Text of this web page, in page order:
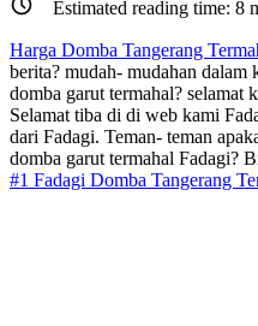
Estimated reading time: 8
Harga Domba Tangerang
berita? mudah- mudahan dalam
domba garut termahal? selamat
Selamat tiba di di web kami
dari Fadagi. Teman- teman
domba garut termahal Fadagi?
#1 Fadagi Domba Tangerang